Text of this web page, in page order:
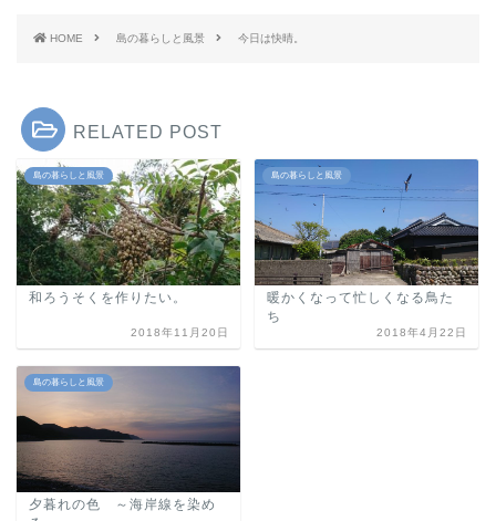
HOME 島の暮らしと風景 今日は快晴。
RELATED POST
島の暮らしと風景
和ろうそくを作りたい。
2018年11月20日
島の暮らしと風景
暖かくなって忙しくなる鳥た
ち
2018年4月22日
島の暮らしと風景
夕暮れの色 ～海岸線を染め